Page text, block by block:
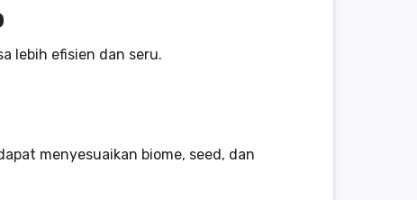
lebih efisien dan seru.
menyesuaikan biome, seed, dan